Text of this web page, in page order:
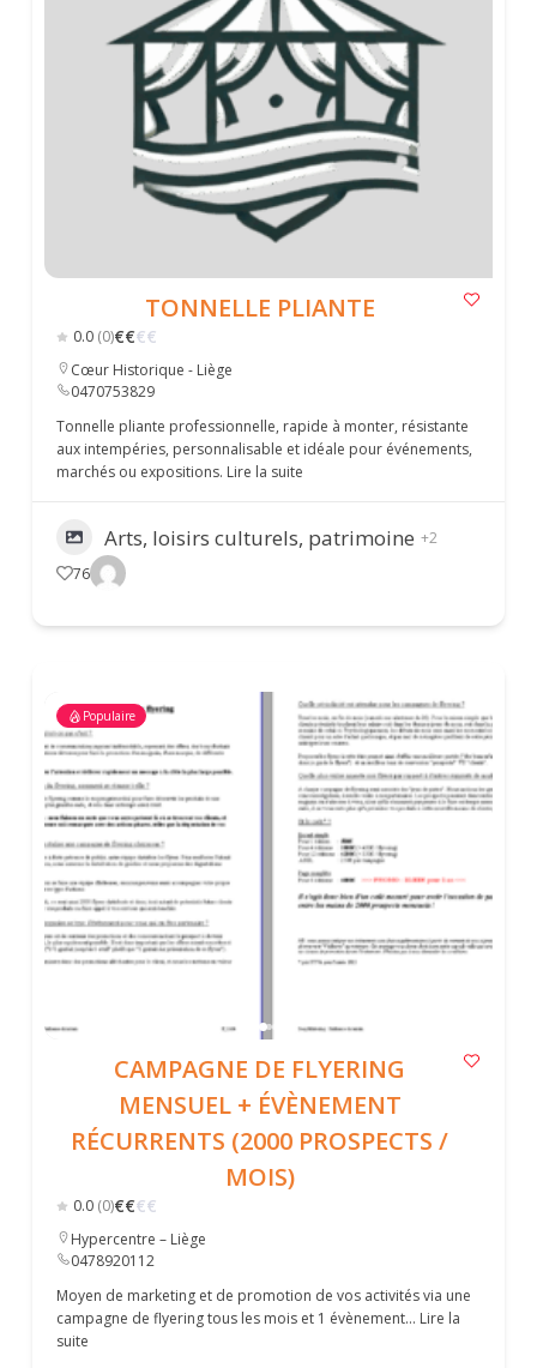
TONNELLE PLIANTE
0.0 (0)€€€€
Cœur Historique - Liège
0470753829
Tonnelle pliante professionnelle, rapide à monter, résistante
aux intempéries, personnalisable et idéale pour événements,
marchés ou expositions. Lire la suite
Arts, loisirs culturels, patrimoine +2
76
Populaire
CAMPAGNE DE FLYERING
MENSUEL + ÉVÈNEMENT
RÉCURRENTS (2000 PROSPECTS /
MOIS)
0.0 (0)€€€€
Hypercentre – Liège
0478920112
Moyen de marketing et de promotion de vos activités via une
campagne de flyering tous les mois et 1 évènement… Lire la
suite